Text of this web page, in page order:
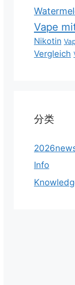
Vape
Nikotin
Vergleich
分类
Info